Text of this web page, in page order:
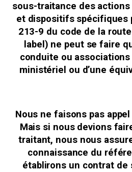
sous-traitance des
et dispositifs spécifiques
213-9 du code de la
label) ne peut se faire
conduite ou
ministériel ou d’une
Nous ne faisons pas
Mais si nous devions
traitant, nous nous
connaissance du
établirons un contrat